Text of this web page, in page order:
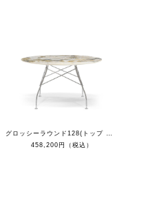
458,200円（税込）